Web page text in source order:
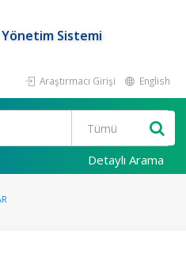
Sistemi
Araştırmacı Girişi English
Detaylı Arama